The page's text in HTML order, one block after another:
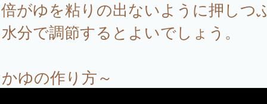
がゆを粘りの出ないように押しつ
分で調節するとよいでしょう。
ゆの作り方～